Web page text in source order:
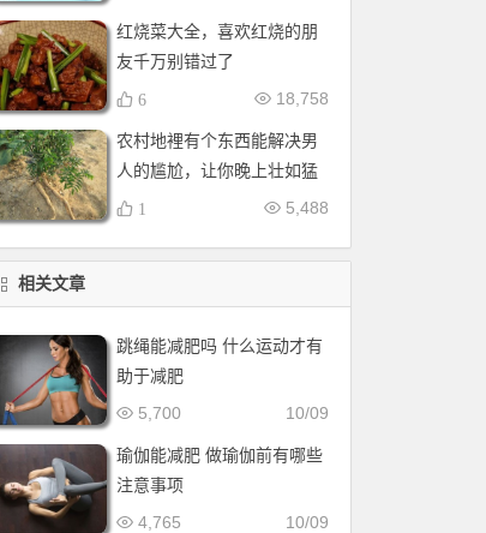
红烧菜大全，喜欢红烧的朋
友千万别错过了
18,758
6
农村地裡有个东西能解决男
人的尴尬，让你晚上壮如猛
牛床受不了
5,488
1
相关文章
跳绳能减肥吗 什么运动才有
助于减肥
10/09
5,700
瑜伽能减肥 做瑜伽前有哪些
注意事项
10/09
4,765